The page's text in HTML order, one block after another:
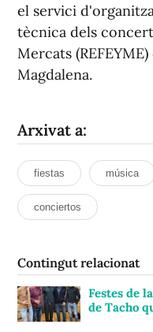
el servici
tècnica dels
Mercats
Magdalena.
Arxivat a:
fiestas música
conciertos
Contingut relacionat
Festes de
de Tacho